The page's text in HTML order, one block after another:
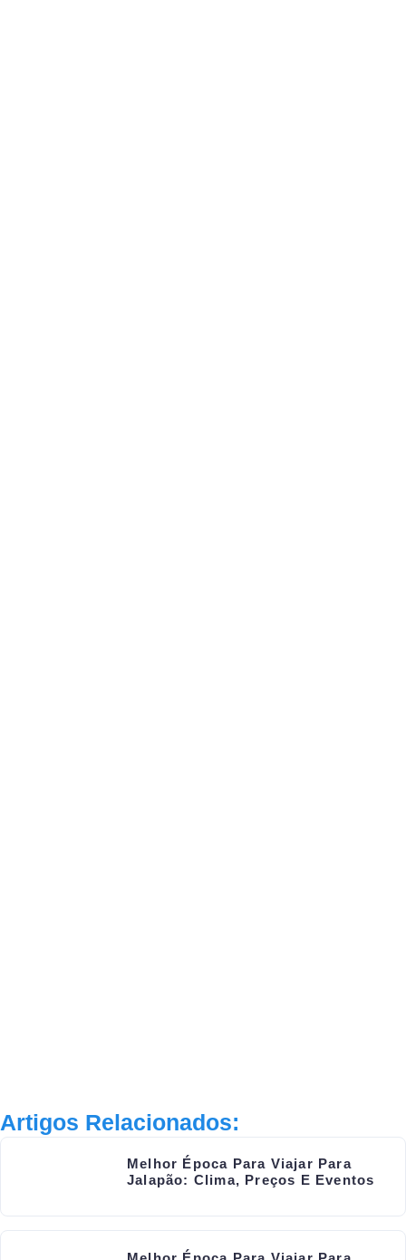
Artigos Relacionados:
Melhor Época Para Viajar Para
Jalapão: Clima, Preços E Eventos